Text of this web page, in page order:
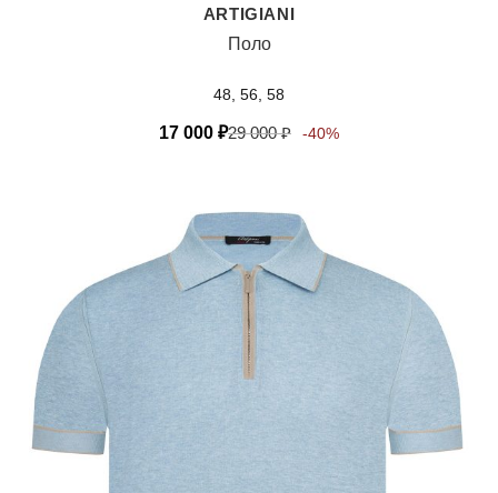
ARTIGIANI
Поло
48, 56, 58
17 000 ₽29 000₽ -40%